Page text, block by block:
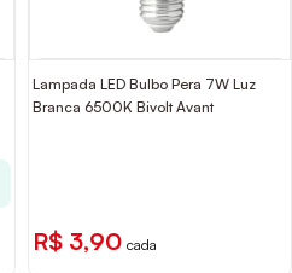
Lampada LED Bulbo Pera 7W Luz
Branca 6500K Bivolt Avant
R$ 3,90 cada